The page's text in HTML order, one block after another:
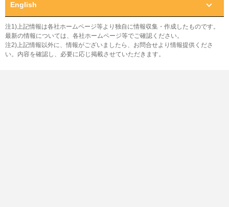
English
注1)上記情報は各社ホームページ等より独自に情報収集・作成したものです。
最新の情報については、各社ホームページ等でご確認ください。
注2)上記情報以外に、情報がございましたら、お問合せより情報提供くださ
い。内容を確認し、必要に応じ掲載させていただきます。